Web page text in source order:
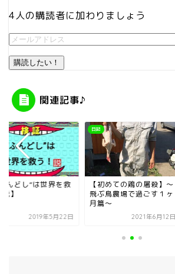
4人の購読者に加わりましょう
購読したい！
関連記事♪
めての鶏の屠殺】～
農場で過ごす１ヶ
2021年6月12日
日記
【あなたが食べている卵
ってどんな卵？＆有機農
法は安全か！？】
2020年8月9日